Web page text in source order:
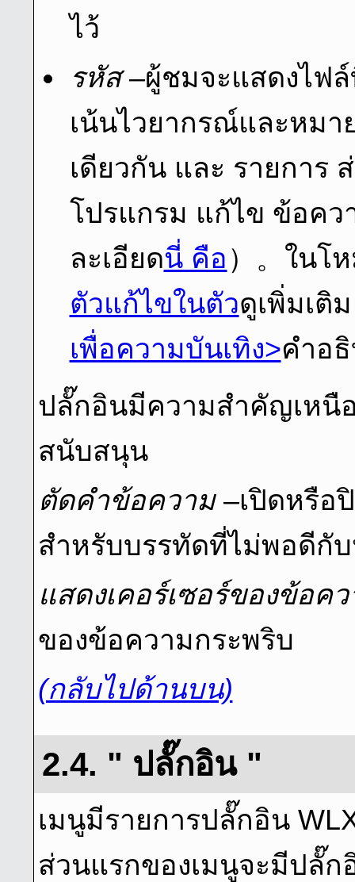
ไว้
รหัส–ผู้ชมจะแสดงไฟล์
เน้นไวยากรณ์และหมา
เดียวกัน และ รายการ
โปรแกรม แก้ไข ข้อคว
ละเอียดนี่ คือ ）。ในโ
ตัวแก้ไขในตัวดูเพิ่มเติ
เพื่อความบันเทิง>คําอ
ปลั๊กอินมีความสําคัญเหนื
สนับสนุน
ตัดคำข้อความ–เปิดหรือ
สำหรับบรรทัดที่ไม่พอดีกั
แสดงเคอร์เซอร์ของข้อค
ของข้อความกระพริบ
(กลับไปด้านบน)
2.4. " ปลั๊กอิน "
เมนูมีรายการปลั๊กอิน
ส่วนแรกของเมนูจะมีปลั๊